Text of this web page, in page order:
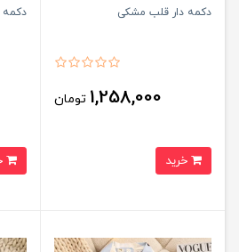
دکمه دار قلب مشکی
1,258,000 تومان
دکمه